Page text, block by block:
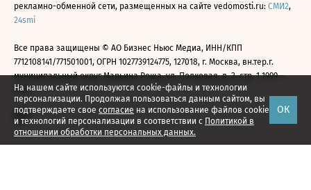
На нашем сайте используются cookie-файлы и технологии
персонализации. Продолжая пользоваться данным сайтом, вы
подтверждаете свое согласие на использование файлов cookie
и технологий персонализации в соответствии с Политикой в
отношении обработки персональных данных.
ОК
рекламно-обменной сети, размещенных на сайте vedomosti.ru: СМИ2,
24smi
Все права защищены © АО Бизнес Ньюс Медиа, ИНН/КПП
7712108141/771501001, ОГРН 1027739124775, 127018, г. Москва, вн.тер.г.
муниципальный округ Марьина Роща, ул. Полковая, д. 3, стр. 1 1999—
2026